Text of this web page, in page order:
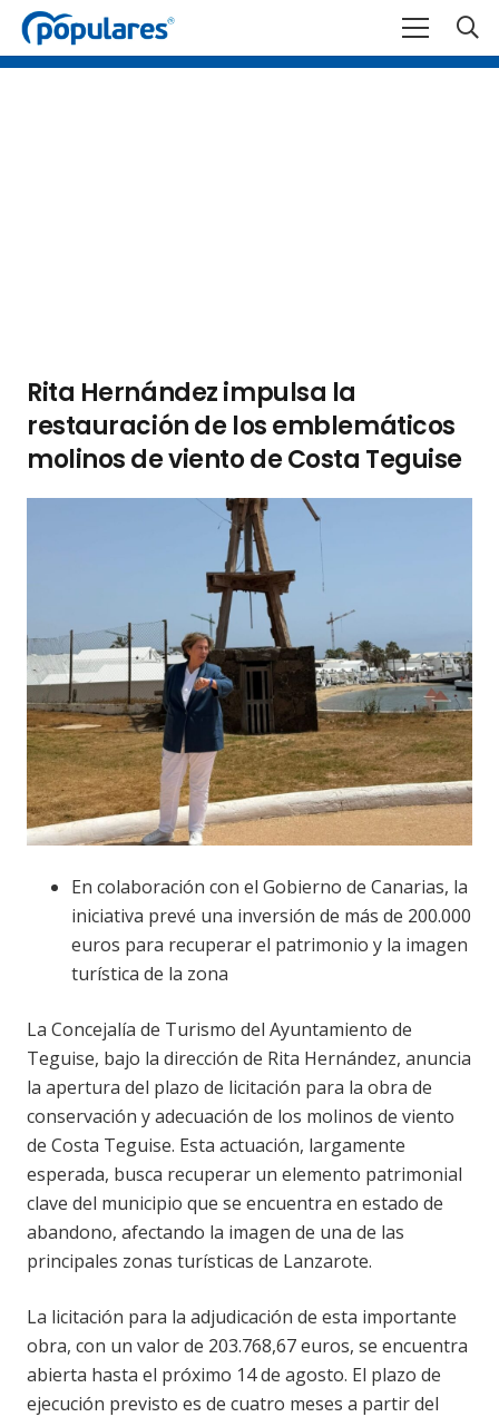
Rita Hernández impulsa la
restauración de los emblemáticos
molinos de viento de Costa Teguise
En colaboración con el Gobierno de Canarias, la
iniciativa prevé una inversión de más de 200.000
euros para recuperar el patrimonio y la imagen
turística de la zona
La Concejalía de Turismo del Ayuntamiento de
Teguise, bajo la dirección de Rita Hernández, anuncia
la apertura del plazo de licitación para la obra de
conservación y adecuación de los molinos de viento
de Costa Teguise. Esta actuación, largamente
esperada, busca recuperar un elemento patrimonial
clave del municipio que se encuentra en estado de
abandono, afectando la imagen de una de las
principales zonas turísticas de Lanzarote.
La licitación para la adjudicación de esta importante
obra, con un valor de 203.768,67 euros, se encuentra
abierta hasta el próximo 14 de agosto. El plazo de
ejecución previsto es de cuatro meses a partir del